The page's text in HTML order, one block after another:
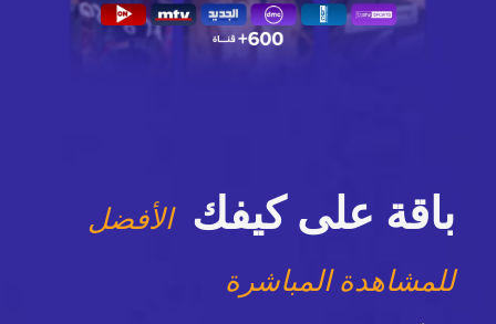
باقة على كيفك الأفضل
للمشاهدة المباشرة